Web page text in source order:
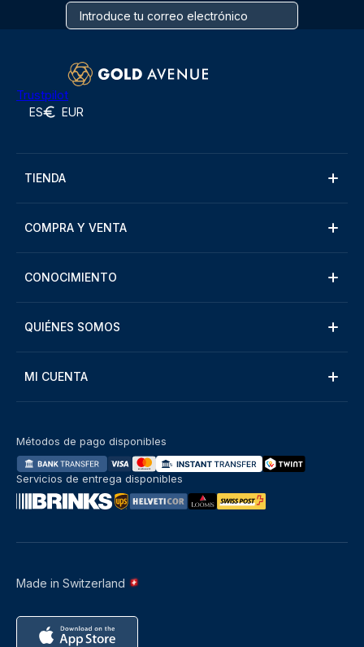
Trustpilot
ES EUR
TIENDA
COMPRA Y VENTA
CONOCIMIENTO
QUIÉNES SOMOS
MI CUENTA
Made in Switzerland
Métodos de pago disponibles
Servicios de entrega disponibles